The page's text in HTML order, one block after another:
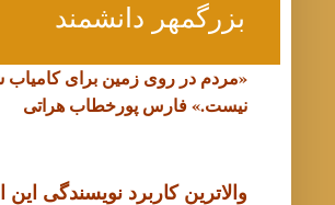
بزرگمهر دانشمند
«مردم در روی زمین برای
نیست.» فارس پورخطاب هراتی
والاترین کاربرد نویسندگی